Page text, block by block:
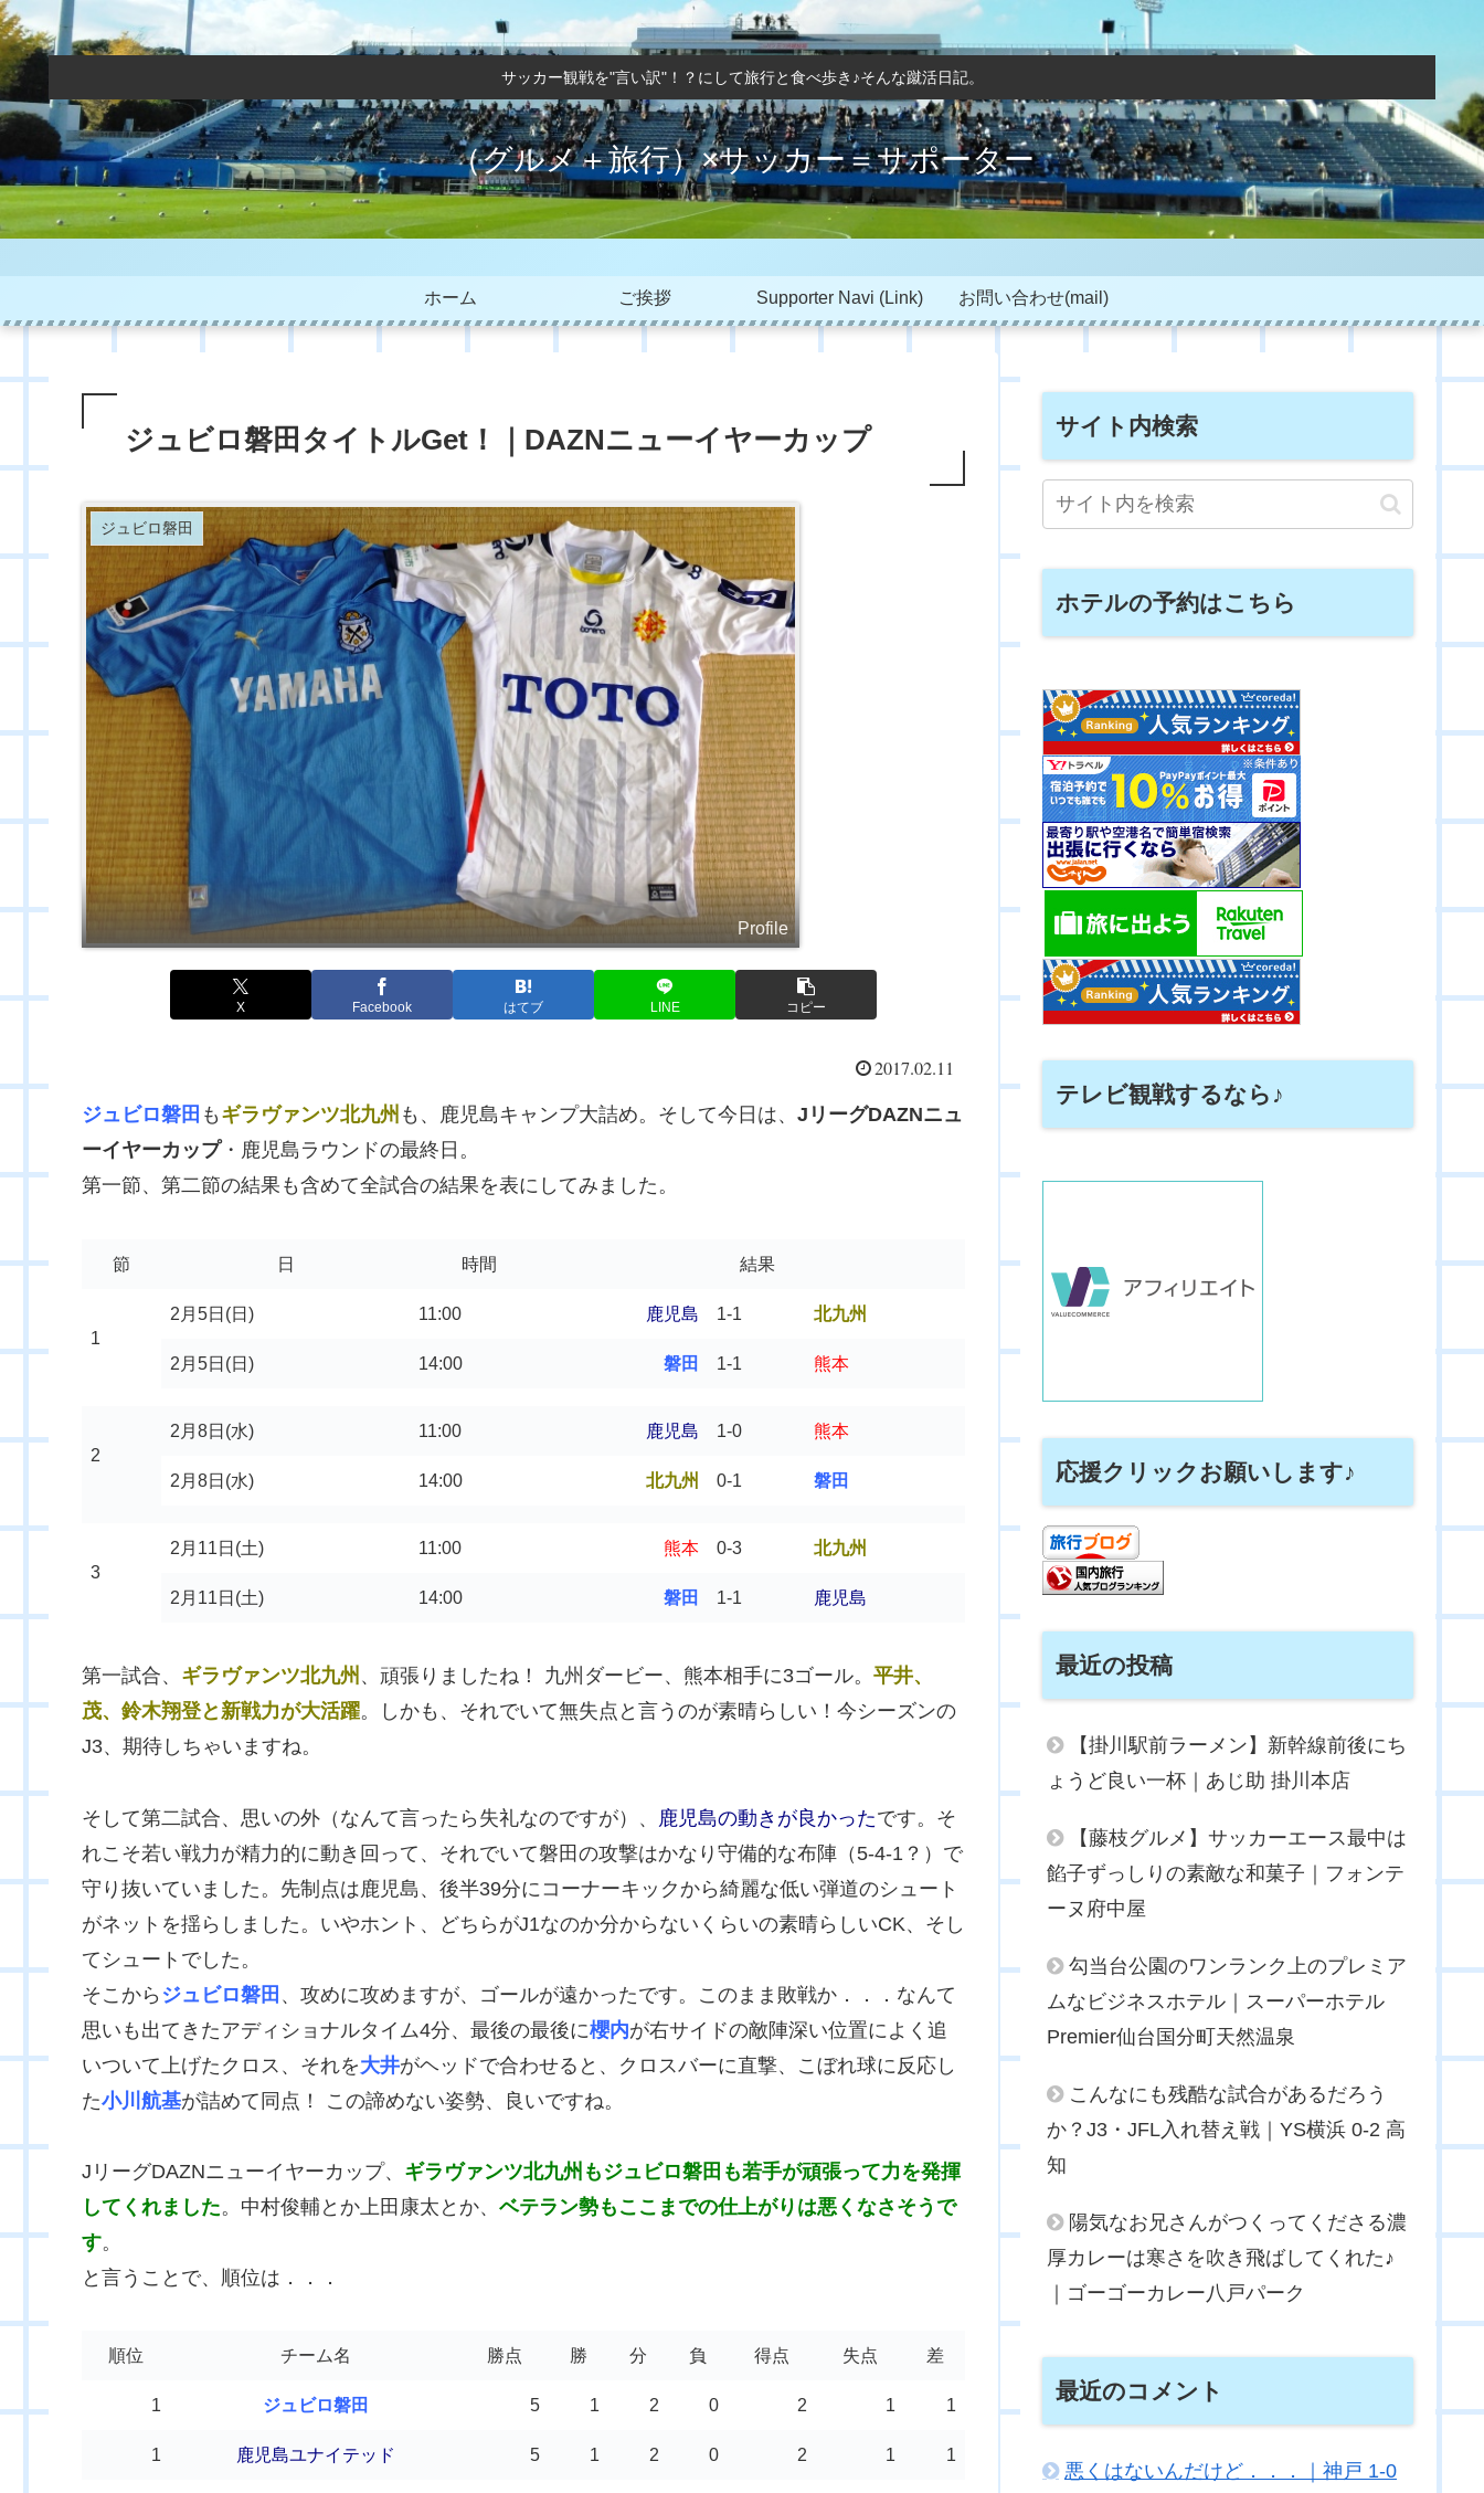
サッカー観戦を"言い訳"！？にして旅行と食べ歩き♪そんな蹴活日記。
（グルメ＋旅行）×サッカー＝サポーター
ホーム ご挨拶 Supporter Navi (Link) お問い合わせ(mail)
ジュビロ磐田タイトルGet！｜DAZNニューイヤーカップ
ジュビロ磐田
Profile
X Facebook はてブ LINE コピー
2017.02.11
ジュビロ磐田 も ギラヴァンツ北九州 も、鹿児島キャンプ大詰め。そして今日は、 JリーグDAZNニュ
ーイヤーカップ・鹿児島ラウンドの最終日。
第一節、第二節の結果も含めて全試合の結果を表にしてみました。
節 日 時間 結果
1
2月5日(日) 11:00 鹿児島 1-1 北九州
2月5日(日) 14:00 磐田 1-1 熊本
2
2月8日(水) 11:00 鹿児島 1-0 熊本
2月8日(水) 14:00 北九州 0-1 磐田
3
2月11日(土) 11:00 熊本 0-3 北九州
2月11日(土) 14:00 磐田 1-1 鹿児島
第一試合、 ギラヴァンツ北九州 、頑張りましたね！ 九州ダービー、熊本相手に3ゴール。 平井、
茂、鈴木翔登と新戦力が大活躍。しかも、それでいて無失点と言うのが素晴らしい！今シーズンの
J3、期待しちゃいますね。
そして第二試合、思いの外（なんて言ったら失礼なのですが）、 鹿児島の動きが良かったです。そ
れこそ若い戦力が精力的に動き回って、それでいて磐田の攻撃はかなり守備的な布陣（5-4-1？）で
守り抜いていました。先制点は鹿児島、後半39分にコーナーキックから綺麗な低い弾道のシュート
がネットを揺らしました。いやホント、どちらがJ1なのか分からないくらいの素晴らしいCK、そし
てシュートでした。
そこから ジュビロ磐田 、攻めに攻めますが、ゴールが遠かったです。このまま敗戦か．．．なんて
思いも出てきたアディショナルタイム4分、最後の最後に櫻内が右サイドの敵陣深い位置によく追
いついて上げたクロス、それを大井がヘッドで合わせると、クロスバーに直撃、こぼれ球に反応し
た小川航基が詰めて同点！ この諦めない姿勢、良いですね。
JリーグDAZNニューイヤーカップ、 ギラヴァンツ北九州もジュビロ磐田も若手が頑張って力を発揮
してくれました。中村俊輔とか上田康太とか、 ベテラン勢もここまでの仕上がりは悪くなさそうで
す。
と言うことで、順位は．．．
順位 チーム名 勝点 勝 分 負 得点 失点 差
1 ジュビロ磐田 5 1 2 0 2 1 1
1 鹿児島ユナイテッド 5 1 2 0 2 1 1
サイト内検索
ホテルの予約はこちら
テレビ観戦するなら♪
応援クリックお願いします♪
最近の投稿
【掛川駅前ラーメン】新幹線前後にち
ょうど良い一杯｜あじ助 掛川本店
【藤枝グルメ】サッカーエース最中は
餡子ずっしりの素敵な和菓子｜フォンテ
ーヌ府中屋
勾当台公園のワンランク上のプレミア
ムなビジネスホテル｜スーパーホテル
Premier仙台国分町天然温泉
こんなにも残酷な試合があるだろう
か？J3・JFL入れ替え戦｜YS横浜 0-2 高
知
陽気なお兄さんがつくってくださる濃
厚カレーは寒さを吹き飛ばしてくれた♪
｜ゴーゴーカレー八戸パーク
最近のコメント
悪くはないんだけど．．．｜神戸 1-0